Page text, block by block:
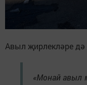
Авыл җирлекләре
«Монай авыл